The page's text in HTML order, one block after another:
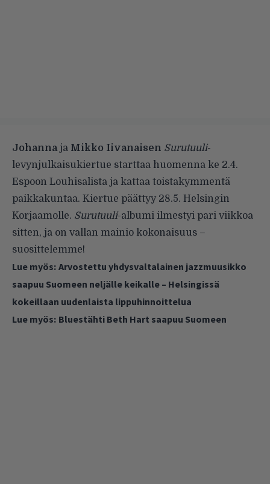
Johanna ja Mikko Iivanaisen Surutuuli-
levynjulkaisukiertue starttaa huomenna ke 2.4.
Espoon Louhisalista ja kattaa toistakymmentä
paikkakuntaa. Kiertue päättyy 28.5. Helsingin
Korjaamolle. Surutuuli-albumi ilmestyi pari viikkoa
sitten, ja on vallan mainio kokonaisuus –
suosittelemme!
Lue myös: Arvostettu yhdysvaltalainen jazzmuusikko
saapuu Suomeen neljälle keikalle – Helsingissä
kokeillaan uudenlaista lippuhinnoittelua
Lue myös: Bluestähti Beth Hart saapuu Suomeen